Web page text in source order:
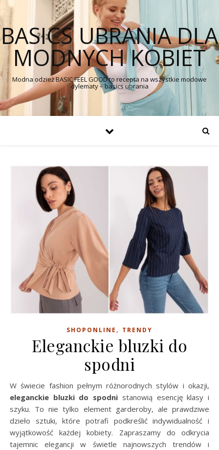
BASICS UBRANIA DLA
MODNYCH KOBIET
Modna odzież BASIC FEEL GOOD to recepta na wszystkie modowe
dylematy – basics ubrania
SHOPONLINE , TRENDY
Eleganckie bluzki do
spodni
W świecie fashion pełnym różnorodnych stylów i okazji,
eleganckie bluzki do spodni stanowią esencję klasy i
szyku. To nie tylko element garderoby, ale prawdziwe
dzieło sztuki, które potrafi podkreślić indywidualność i
wyjątkowość każdej kobiety. Zapraszamy do odkrycia
tajemnic elegancji w świetle najnowszych trendów i